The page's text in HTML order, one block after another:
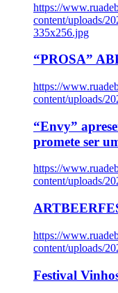
https://
content/uploads/
335x256.jpg
“PROSA”
https://
content/uploads/
“Envy”
promete ser
https://
content/uploads/
https://
content/uploads/
Festival